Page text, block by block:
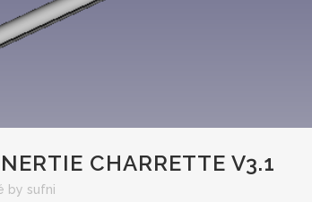
CHARRETTE V3.1
by sufni